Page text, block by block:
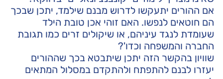
אם ההורים יתעקשו לדרוש מבנם שילמד, יתכן שבכך
הם חוטאים לנפשו. האם זוהי אכן טובת הילד
שעומדת לנגד עיניהם, או שיקולים זרים כמו תגובת
החברה והמשפחה וכדו'?
שוויון בהקשר הזה יתכן שיתבטא בכך שההורים
יעזרו לבנם להתפתח ולהתקדם במסלול המתאים